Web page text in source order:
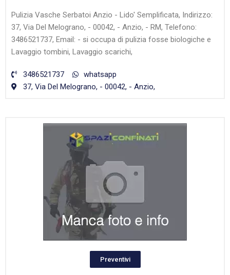
Pulizia Vasche Serbatoi Anzio - Lido' Semplificata, Indirizzo:
37, Via Del Melograno, - 00042, - Anzio, - RM, Telefono:
3486521737, Email: - si occupa di pulizia fosse biologiche e
Lavaggio tombini, Lavaggio scarichi,
3486521737
whatsapp
37, Via Del Melograno, - 00042, - Anzio,
Preventivi